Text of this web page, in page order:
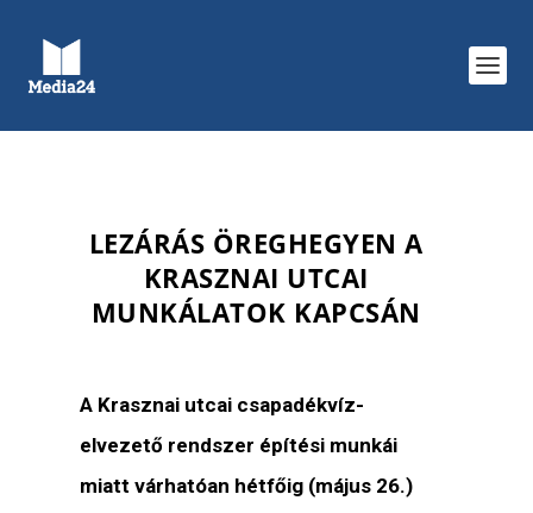
LEZÁRÁS ÖREGHEGYEN A
KRASZNAI UTCAI
MUNKÁLATOK KAPCSÁN
A Krasznai utcai csapadékvíz-
elvezető rendszer építési munkái
miatt várhatóan hétfőig (május 26.)